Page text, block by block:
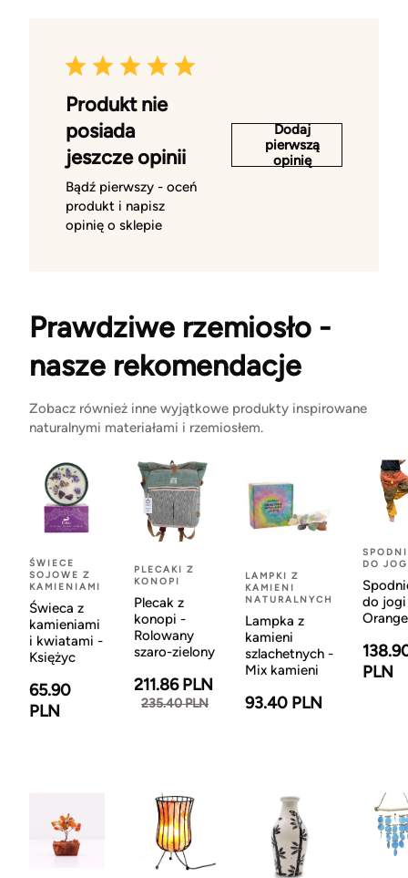
Produkt nie
posiada
jeszcze opinii
Bądź pierwszy - oceń
produkt i napisz
opinię o sklepie
Dodaj
pierwszą
opinię
Prawdziwe rzemiosło -
nasze rekomendacje
Zobacz również inne wyjątkowe produkty inspirowane
naturalnymi materiałami i rzemiosłem.
ŚWIECE
SOJOWE Z
KAMIENIAMI
Świeca z
kamieniami
i kwiatami -
Księżyc
65.90
PLN
PLECAKI Z
KONOPI
Plecak z
konopi -
Rolowany
szaro-zielony
211.86 PLN
235.40 PLN
LAMPKI Z
KAMIENI
NATURALNYCH
Lampka z
kamieni
szlachetnych -
Mix kamieni
93.40 PLN
DO
do
Orange
PLN